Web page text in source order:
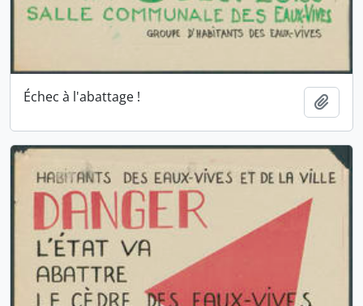
Échec à l'abattage !